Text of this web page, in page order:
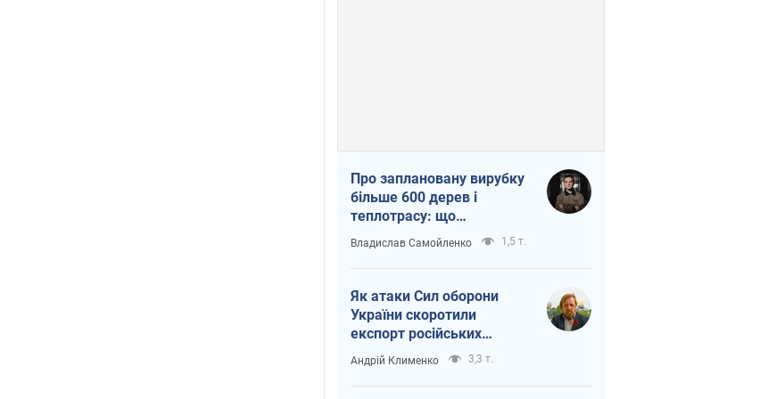
Про заплановану вирубку
більше 600 дерев і
теплотрасу: що
відбувається на Теремках
у Києві
Владислав Самойленко 1,5 т.
Як атаки Сил оборони
України скоротили
експорт російських
нафтопродуктів
Андрій Клименко 3,3 т.